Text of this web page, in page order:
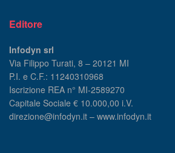
Editore
Infodyn srl
Via Filippo Turati, 8 – 20121 MI
P.I. e C.F.: 11240310968
Iscrizione REA n° MI-2589270
Capitale Sociale € 10.000,00 i.V.
direzione@infodyn.it – www.infodyn.it